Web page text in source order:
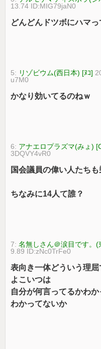
13.74 ID:MIG79jaN0
どんどんドツボにハマ
5: リゾビウム(西日本) [ﾇｺ]
u7M0
かなり効いてるのねｗ
6: アナエロプラズマ(みょ)
3DQVY4vR0
国会議員の偉い人たち
ちなみに14人て誰？
7:名無しさん＠涙目です。(
9.89 ID:zNc0TrFe0
表向き一体どういう理
よこいつは
自分が何言ってるかわ
わかってないか